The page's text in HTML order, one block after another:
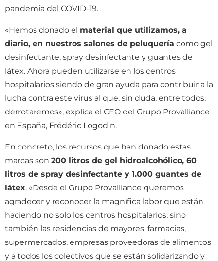
pandemia del COVID-19.
«Hemos donado el material que utilizamos, a
diario, en nuestros salones de peluquería como gel
desinfectante, spray desinfectante y guantes de
látex. Ahora pueden utilizarse en los centros
hospitalarios siendo de gran ayuda para contribuir a la
lucha contra este virus al que, sin duda, entre todos,
derrotaremos», explica el CEO del Grupo Provalliance
en España, Frédéric Logodin.
En concreto, los recursos que han donado estas
marcas son 200 litros de gel hidroalcohólico, 60
litros de spray desinfectante y 1.000 guantes de
látex. «Desde el Grupo Provalliance queremos
agradecer y reconocer la magnífica labor que están
haciendo no solo los centros hospitalarios, sino
también las residencias de mayores, farmacias,
supermercados, empresas proveedoras de alimentos
y a todos los colectivos que se están solidarizando y